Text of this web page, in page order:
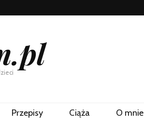
Przepisy Ciąża O mnie